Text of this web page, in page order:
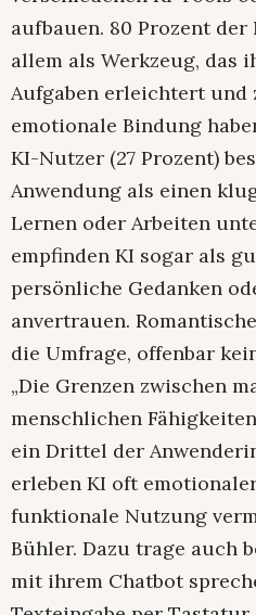
aufbauen. 80 Prozent
allem als Werkzeug, das
Aufgaben erleichtert und
emotionale Bindung
KI-Nutzer (27 Prozent)
Anwendung als einen
Lernen oder Arbeiten
empfinden KI sogar als
persönliche Gedanken
anvertrauen.
die Umfrage, offenbar
„Die Grenzen zwischen
menschlichen
ein Drittel der
erleben KI oft
funktionale Nutzung
Bühler. Dazu trage auch
mit ihrem Chatbot